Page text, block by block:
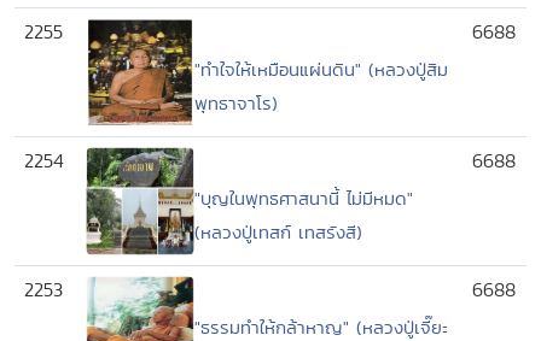
2255
"ทำใจให้เหมือนแผ่นดิน" (หลวงปู่สิม
พุทธาจาโร)
6688
2254
"บุญในพุทธศาสนานี้ ไม่มีหมด"
(หลวงปู่เทสก์ เทสรังสี)
6688
2253
"ธรรมทำให้กล้าหาญ" (หลวงปู่เจี๊ยะ
6688